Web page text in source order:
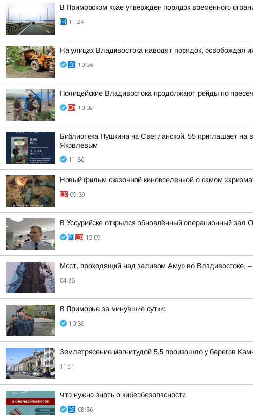
В Приморском крае утвержден порядок временного
11:24
На улицах Владивостока наводят порядок, освобождая
10:36
Полицейские Владивостока продолжают рейды по
10:09
Библиотека Пушкина на Светланской, 55 приглашает на
Яковлевым
11:36
Новый фильм сказочной киновселенной о самом
09:39
В Уссурийске открылся обновлённый операционный зал
12:09
Мост, проходящий над заливом Амур во Владивостоке,
04:36
В Приморье за минувшие сутки:
10:36
Землетрясение магнитудой 5,5 произошло у берегов
11:21
Что нужно знать о кибербезопасности
08:36